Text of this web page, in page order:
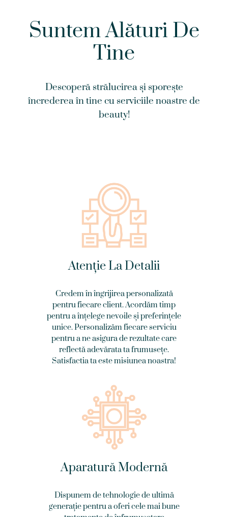
Suntem Alături De
Tine
Descoperă strălucirea și sporește
încrederea în tine cu serviciile noastre de
beauty!
Atenție La Detalii
Credem în îngrijirea personalizată
pentru fiecare client. Acordăm timp
pentru a înțelege nevoile și preferințele
unice. Personalizăm fiecare serviciu
pentru a ne asigura de rezultate care
reflectă adevărata ta frumusețe.
Satisfactia ta este misiunea noastra!
Aparatură Modernă
Dispunem de tehnologie de ultimă
generație pentru a oferi cele mai bune